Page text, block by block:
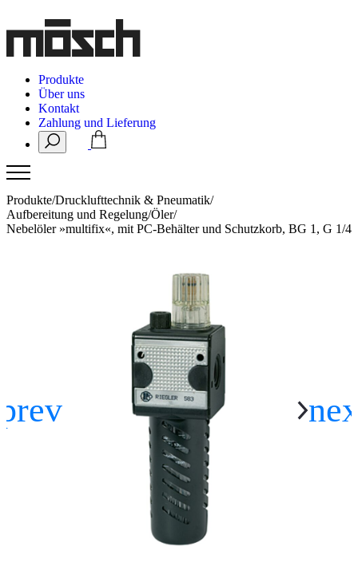
Produkte
Über uns
Kontakt
Zahlung und Lieferung
Produkte/Drucklufttechnik & Pneumatik/
Aufbereitung und Regelung/Öler/
Nebelöler »multifix«, mit PC-Behälter und Schutzkorb, BG 1, G 1/4